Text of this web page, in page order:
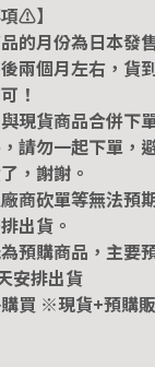
⚠️】
的月份為日本發
兩個月左右，貨
！
現貨商品合併下
請勿一起下單，
，謝謝。
商砍單等無法預
出貨。
預購商品，主要
安排出貨
買 ※現貨+預購